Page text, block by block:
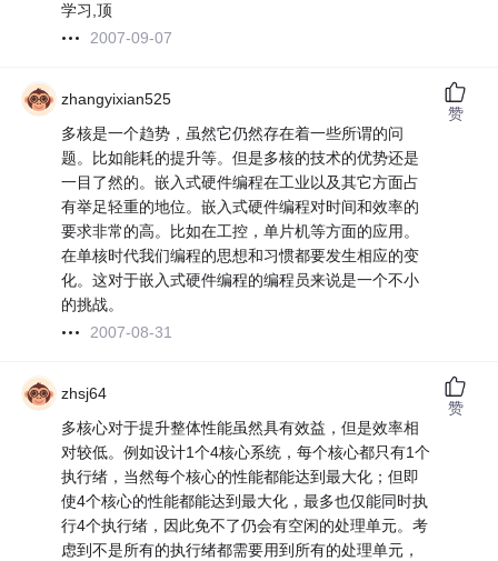
学习,顶
2007-09-07
zhangyixian525
多核是一个趋势，虽然它仍然存在着一些所谓的问
题。比如能耗的提升等。但是多核的技术的优势还是
一目了然的。嵌入式硬件编程在工业以及其它方面占
有举足轻重的地位。嵌入式硬件编程对时间和效率的
要求非常的高。比如在工控，单片机等方面的应用。
在单核时代我们编程的思想和习惯都要发生相应的变
化。这对于嵌入式硬件编程的编程员来说是一个不小
的挑战。
2007-08-31
赞
zhsj64
多核心对于提升整体性能虽然具有效益，但是效率相
对较低。例如设计1个4核心系统，每个核心都只有1个
执行绪，当然每个核心的性能都能达到最大化；但即
使4个核心的性能都能达到最大化，最多也仅能同时执
行4个执行绪，因此免不了仍会有空闲的处理单元。考
虑到不是所有的执行绪都需要用到所有的处理单元，
赞